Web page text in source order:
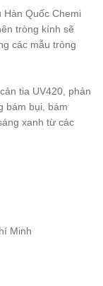
Quốc Chemi
tròng kính sẽ
các mẫu tròng
tia UV420, phản
bám bụi, bám
xanh từ các
Minh